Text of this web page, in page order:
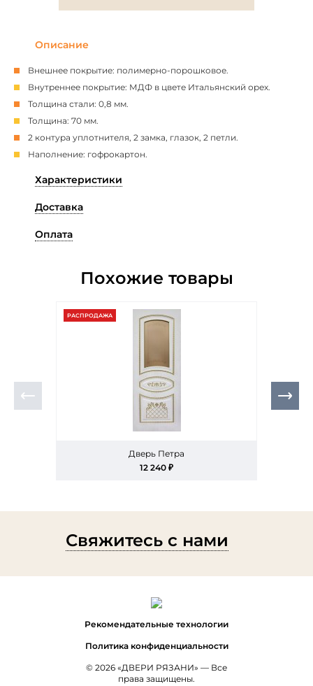
Описание
Внешнее покрытие: полимерно-порошковое.
Внутреннее покрытие: МДФ в цвете Итальянский орех.
Толщина стали: 0,8 мм.
Толщина: 70 мм.
2 контура уплотнителя, 2 замка, глазок, 2 петли.
Наполнение: гофрокартон.
Характеристики
Доставка
Оплата
Похожие товары
РАСПРОДАЖА
Дверь Петра
12 240 ₽
Свяжитесь с нами
Рекомендательные технологии
Политика конфиденциальности
© 2026 «ДВЕРИ РЯЗАНИ» — Все
права защищены.